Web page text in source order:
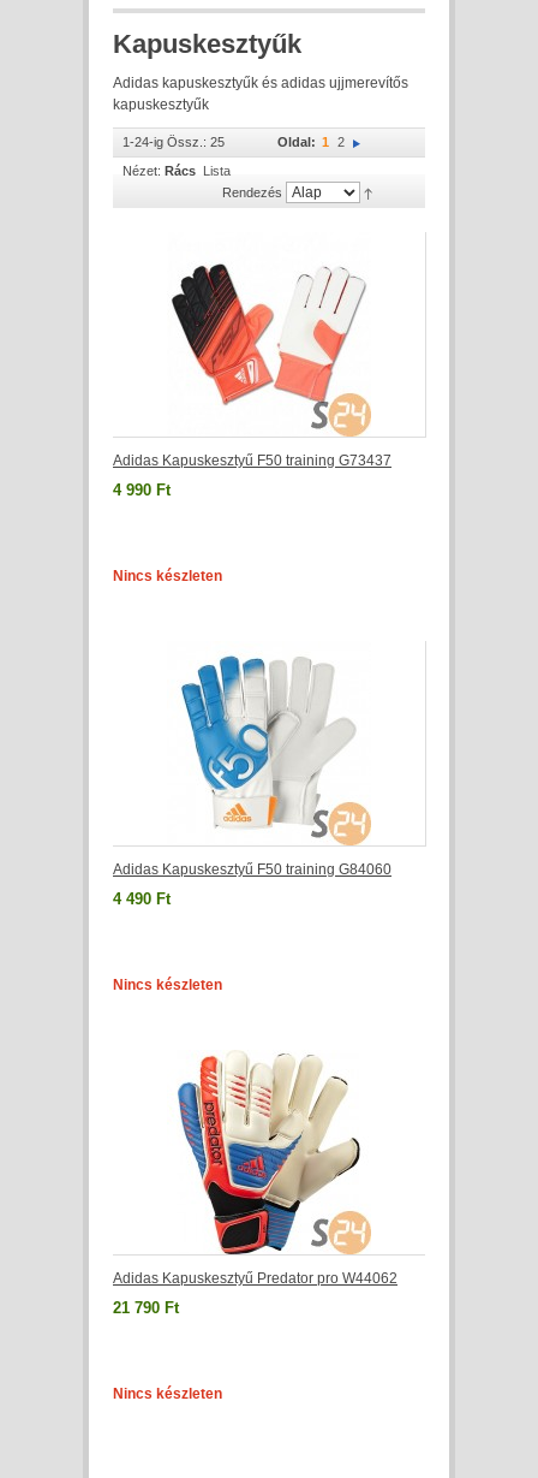
Kapuskesztyűk
Adidas kapuskesztyűk és adidas ujjmerevítős
kapuskesztyűk
1-24-ig Össz.: 25 Oldal: 1 2
Nézet: Rács Lista
Rendezés
Adidas Kapuskesztyű F50 training G73437
4 990 Ft
Nincs készleten
Adidas Kapuskesztyű F50 training G84060
4 490 Ft
Nincs készleten
Adidas Kapuskesztyű Predator pro W44062
21 790 Ft
Nincs készleten